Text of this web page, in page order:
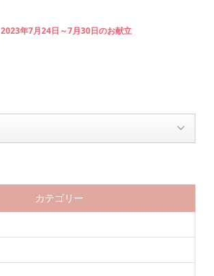
2023年7月24日～7月30日のお献立
カテゴリー